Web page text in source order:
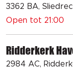
3362 BA,
Open tot 21:00
Ridderkerk
2984 AC,